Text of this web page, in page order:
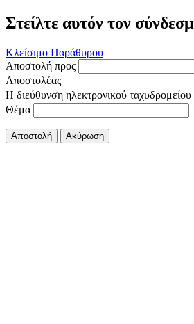
Στείλτε αυτόν τον
Κλείσιμο Παράθυρου
Αποστολή προς
Αποστολέας
Η διεύθυνση ηλεκτρονικού ταχυδρομείου
Θέμα
Αποστολή Ακύρωση